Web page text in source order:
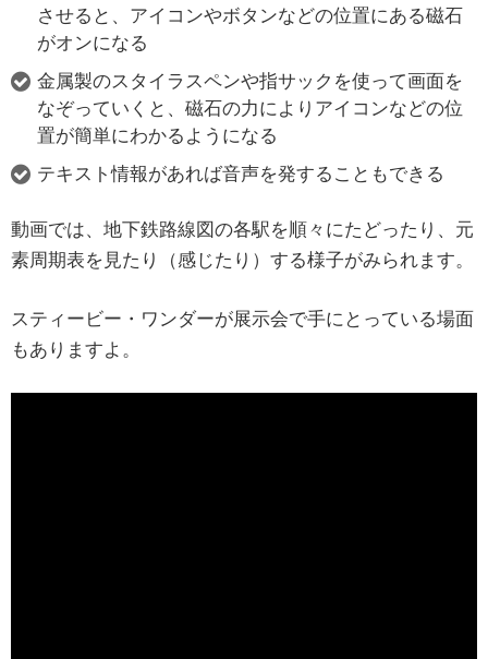
させると、アイコンやボタンなどの位置にある磁石
がオンになる
金属製のスタイラスペンや指サックを使って画面を
なぞっていくと、磁石の力によりアイコンなどの位
置が簡単にわかるようになる
テキスト情報があれば音声を発することもできる
動画では、地下鉄路線図の各駅を順々にたどったり、元
素周期表を見たり（感じたり）する様子がみられます。
スティービー・ワンダーが展示会で手にとっている場面
もありますよ。